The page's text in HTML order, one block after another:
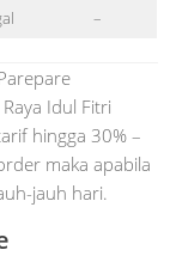
–
Idul Fitri
hingga 30% –
maka apabila
jauh hari.